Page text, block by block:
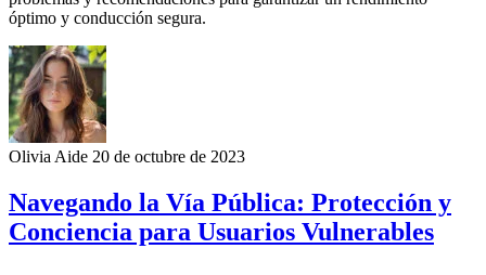
óptimo y conducción segura.
Olivia Aide 20 de octubre de 2023
Navegando la Vía Pública: Protección y
Conciencia para Usuarios Vulnerables